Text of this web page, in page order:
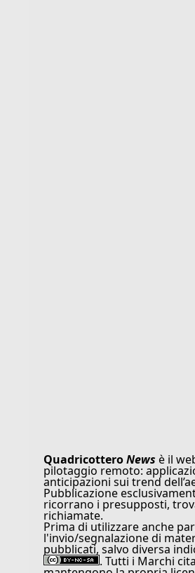
QuadricotteroNews è il
pilotaggio remoto:
anticipazioni sui trend
Pubblicazione
ricorrano i presupposti,
richiamate.
Prima di utilizzare anche
l'invio/segnalazione di
pubblicati, salvo diversa
. Tutti i Marchi